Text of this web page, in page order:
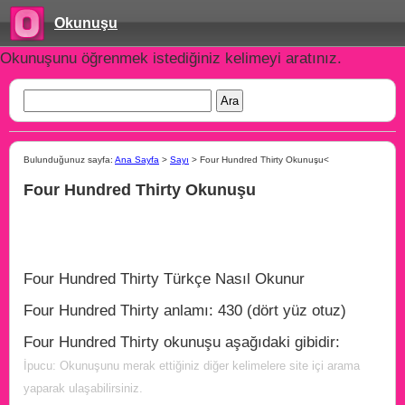
Okunuşu
Okunuşunu öğrenmek istediğiniz kelimeyi aratınız.
Bulunduğunuz sayfa: Ana Sayfa > Sayı > Four Hundred Thirty Okunuşu<
Four Hundred Thirty Okunuşu
Four Hundred Thirty Türkçe Nasıl Okunur
Four Hundred Thirty anlamı: 430 (dört yüz otuz)
Four Hundred Thirty okunuşu aşağıdaki gibidir:
İpucu: Okunuşunu merak ettiğiniz diğer kelimelere site içi arama
yaparak ulaşabilirsiniz.